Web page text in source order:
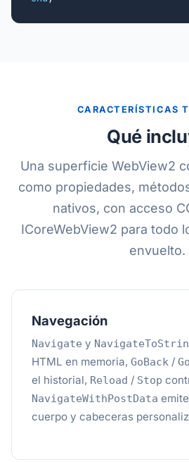
CARACTERÍSTICAS
Qué
Una superficie WebView2
como propiedades,
nativos, con acceso
ICoreWebView2 para todo
envuelto.
Navegación
Navigate y
HTML en memoria, GoBack /
el historial, Reload / Stop
NavigateWithPostData
cuerpo y cabeceras